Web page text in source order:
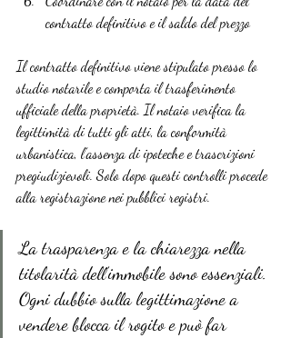
contratto definitivo e il saldo del prezzo
Il contratto definitivo viene stipulato presso lo
studio notarile e comporta il trasferimento
ufficiale della proprietà. Il notaio verifica la
legittimità di tutti gli atti, la conformità
urbanistica, l’assenza di ipoteche e trascrizioni
pregiudizievoli. Solo dopo questi controlli procede
alla registrazione nei pubblici registri.
La trasparenza e la chiarezza nella
titolarità dell’immobile sono essenziali.
Ogni dubbio sulla legittimazione a
vendere blocca il rogito e può far